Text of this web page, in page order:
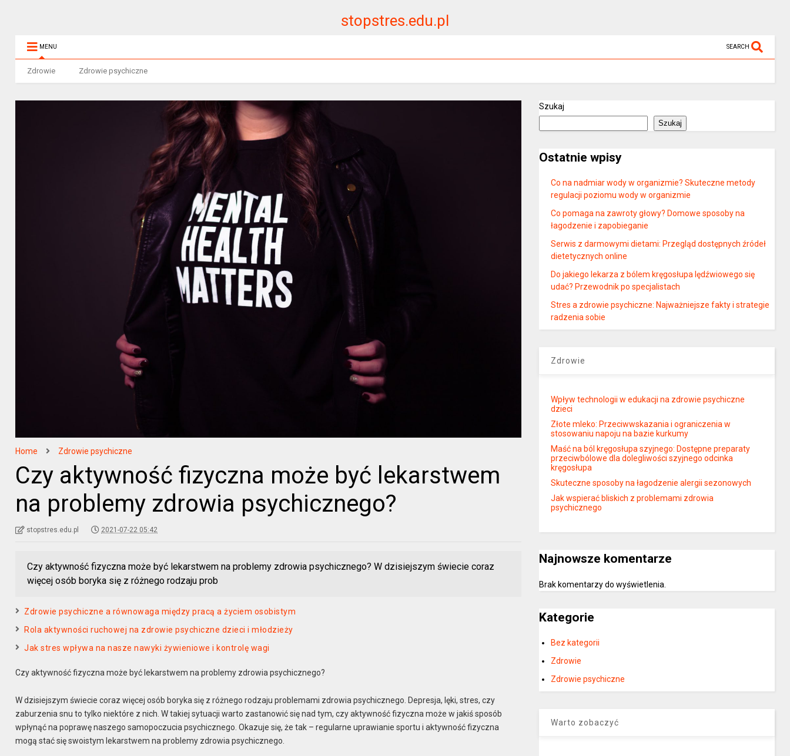
stopstres.edu.pl
MENU SEARCH
Zdrowie Zdrowie psychiczne
Home Zdrowie psychiczne
Czy aktywność fizyczna może być lekarstwem
na problemy zdrowia psychicznego?
stopstres.edu.pl 2021-07-22 05:42
Czy aktywność fizyczna może być lekarstwem na problemy zdrowia psychicznego? W dzisiejszym świecie coraz
więcej osób boryka się z różnego rodzaju prob
Zdrowie psychiczne a równowaga między pracą a życiem osobistym
Rola aktywności ruchowej na zdrowie psychiczne dzieci i młodzieży
Jak stres wpływa na nasze nawyki żywieniowe i kontrolę wagi
Czy aktywność fizyczna może być lekarstwem na problemy zdrowia psychicznego?
W dzisiejszym świecie coraz więcej osób boryka się z różnego rodzaju problemami zdrowia psychicznego. Depresja, lęki, stres, czy
zaburzenia snu to tylko niektóre z nich. W takiej sytuacji warto zastanowić się nad tym, czy aktywność fizyczna może w jakiś sposób
wpłynąć na poprawę naszego samopoczucia psychicznego. Okazuje się, że tak – regularne uprawianie sportu i aktywność fizyczna
mogą stać się swoistym lekarstwem na problemy zdrowia psychicznego.
Szukaj
Szukaj
Ostatnie wpisy
Co na nadmiar wody w organizmie? Skuteczne metody
regulacji poziomu wody w organizmie
Co pomaga na zawroty głowy? Domowe sposoby na
łagodzenie i zapobieganie
Serwis z darmowymi dietami: Przegląd dostępnych źródeł
dietetycznych online
Do jakiego lekarza z bólem kręgosłupa lędźwiowego się
udać? Przewodnik po specjalistach
Stres a zdrowie psychiczne: Najważniejsze fakty i strategie
radzenia sobie
Zdrowie
Wpływ technologii w edukacji na zdrowie psychiczne
dzieci
Złote mleko: Przeciwwskazania i ograniczenia w
stosowaniu napoju na bazie kurkumy
Maść na ból kręgosłupa szyjnego: Dostępne preparaty
przeciwbólowe dla dolegliwości szyjnego odcinka
kręgosłupa
Skuteczne sposoby na łagodzenie alergii sezonowych
Jak wspierać bliskich z problemami zdrowia
psychicznego
Najnowsze komentarze
Brak komentarzy do wyświetlenia.
Kategorie
Bez kategorii
Zdrowie
Zdrowie psychiczne
Warto zobaczyć